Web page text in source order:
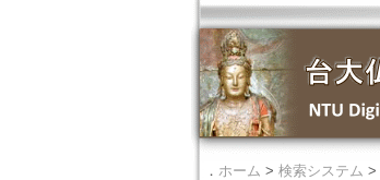
． ホーム > 検索システム >